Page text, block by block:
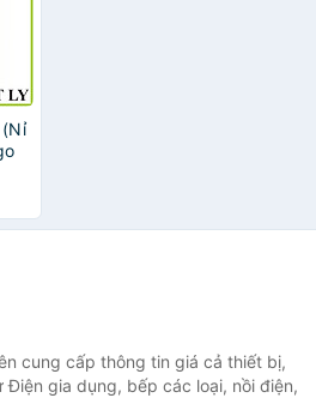
cung cấp thông tin giá cả thiết bị,
gia dụng, bếp các loại, nồi điện,